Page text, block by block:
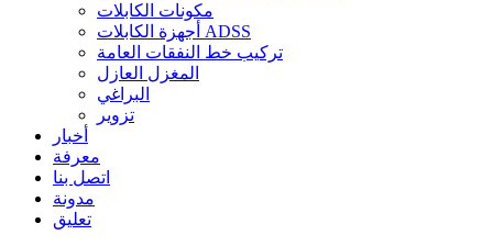
مكونات الكابلات
أجهزة الكابلات ADSS
تركيب خط النفقات العامة
المغزل العازل
البراغي
تزوير
أخبار
معرفة
اتصل بنا
مدونة
تعليق